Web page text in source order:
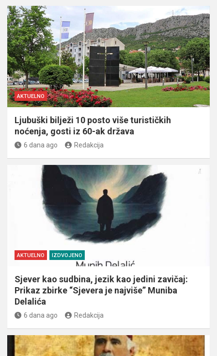
AKTUELNO
Ljubuški bilježi 10 posto više turističkih
noćenja, gosti iz 60-ak država
6 dana ago Redakcija
AKTUELNO IZDVOJENO
Sjever kao sudbina, jezik kao jedini zavičaj:
Prikaz zbirke “Sjevera je najviše” Muniba
Delalića
6 dana ago Redakcija